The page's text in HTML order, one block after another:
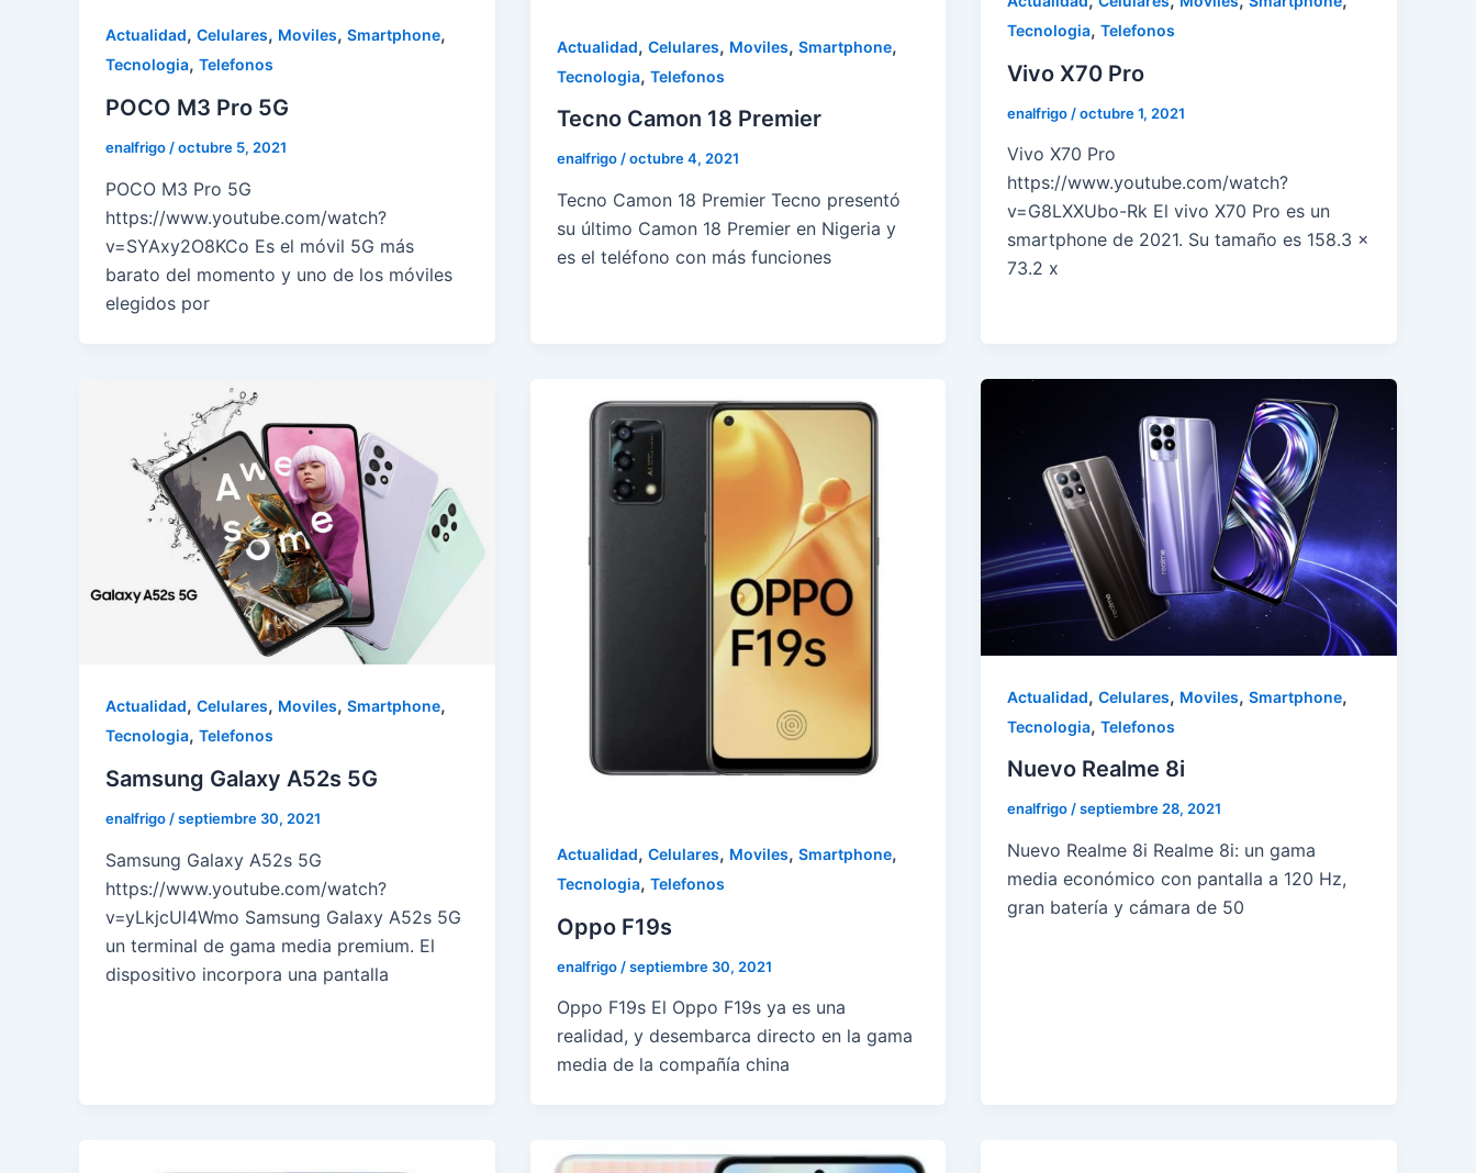
Actualidad, Celulares, Moviles, Smartphone,
Tecnologia, Telefonos
POCO M3 Pro 5G
enalfrigo /octubre 5, 2021
POCO M3 Pro 5G
https://www.youtube.com/watch?
v=SYAxy2O8KCo Es el móvil 5G más
barato del momento y uno de los móviles
elegidos por
Actualidad, Celulares, Moviles, Smartphone,
Tecnologia, Telefonos
Tecno Camon 18 Premier
enalfrigo/octubre 4, 2021
Tecno Camon 18 Premier Tecno presentó
su último Camon 18 Premier en Nigeria y
es el teléfono con más funciones
Tecnologia,Telefonos
Vivo X70 Pro
enalfrigo /octubre 1, 2021
Vivo X70 Pro
https://www.youtube.com/watch?
v=G8LXXUbo-Rk El vivo X70 Pro es un
smartphone de 2021. Su tamaño es 158.3 x
73.2 x
Actualidad, Celulares, Moviles, Smartphone,
Tecnologia, Telefonos
Samsung Galaxy A52s 5G
enalfrigo /septiembre 30, 2021
Samsung Galaxy A52s 5G
https://www.youtube.com/watch?
v=yLkjcUl4Wmo Samsung Galaxy A52s 5G
un terminal de gama media premium. El
dispositivo incorpora una pantalla
Actualidad, Celulares, Moviles, Smartphone,
Tecnologia, Telefonos
Oppo F19s
enalfrigo /septiembre 30, 2021
Oppo F19s El Oppo F19s ya es una
realidad, y desembarca directo en la gama
media de la compañía china
Actualidad,Celulares, Moviles,Smartphone,
Tecnologia,Telefonos
Nuevo Realme 8i
enalfrigo/septiembre 28, 2021
Nuevo Realme 8i Realme 8i: un gama
media económico con pantalla a 120 Hz,
gran batería y cámara de 50